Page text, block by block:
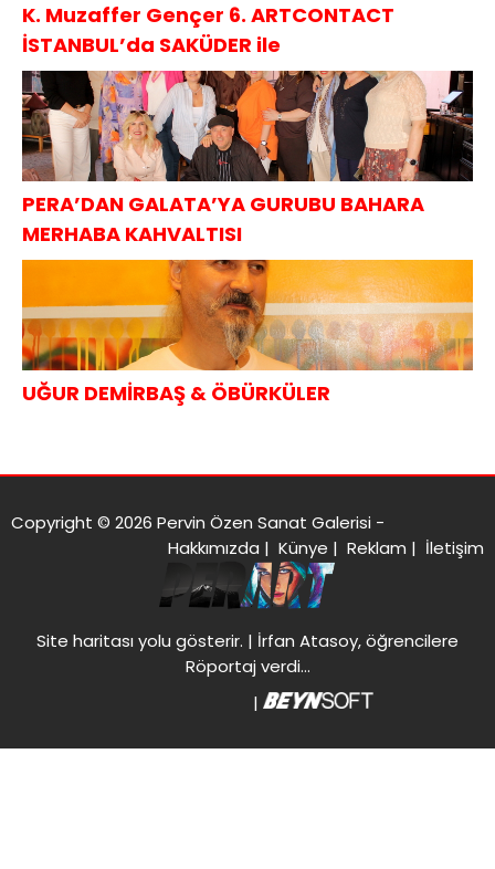
K. Muzaffer Gençer 6. ARTCONTACT
İSTANBUL’da SAKÜDER ile
PERA’DAN GALATA’YA GURUBU BAHARA
MERHABA KAHVALTISI
UĞUR DEMİRBAŞ & ÖBÜRKÜLER
Copyright © 2026 Pervin Özen Sanat Galerisi -
Hakkımızda | Künye | Reklam | İletişim
Site haritası yolu gösterir. | İrfan Atasoy, öğrencilere
Röportaj verdi…
|